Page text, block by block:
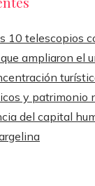
10 telescopios
ampliaron el
y patrimonio
del capital